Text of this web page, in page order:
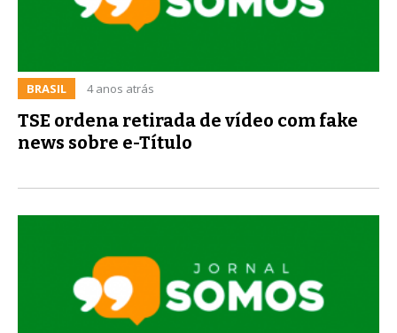
BRASIL 4 anos atrás
TSE ordena retirada de vídeo com fake
news sobre e-Título